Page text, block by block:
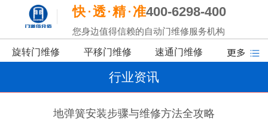
快 透 精 准400-6298-400
您身边值得信赖的自动门维修服务机构
旋转门维修 平移门维修 速通门维修
行业资讯
地弹簧安装步骤与维修方法全攻略